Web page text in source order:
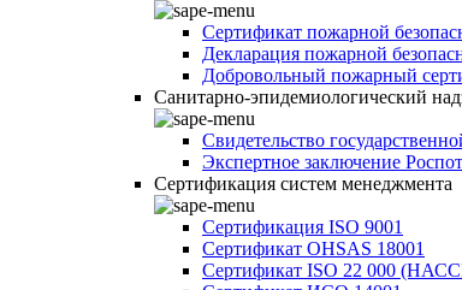
Сертификат пожарной
Декларация пожарной
Добровольный пожарный
Санитарно-эпидемиологический
Свидетельство
Экспертное заключение
Сертификация систем менеджмента
Сертификация ISO 9001
Сертификат OHSAS 18001
Сертификат ISO 22 000